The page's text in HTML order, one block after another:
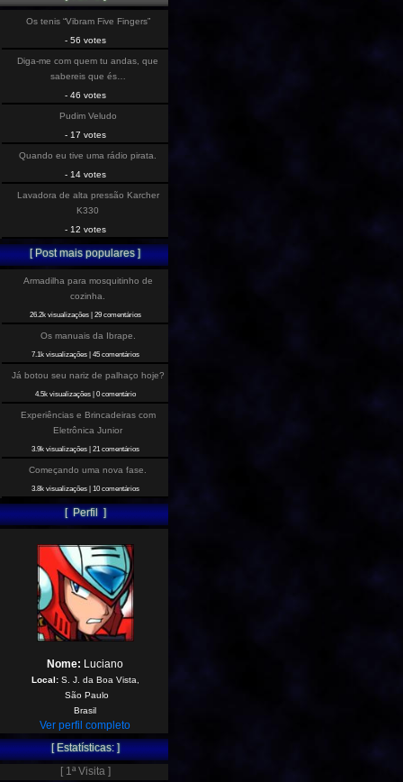
Os tenis “Vibram Five Fingers”
- 56 votes
Diga-me com quem tu andas, que
sabereis que és…
- 46 votes
Pudim Veludo
- 17 votes
Quando eu tive uma rádio pirata.
- 14 votes
Lavadora de alta pressão Karcher
K330
- 12 votes
[ Post mais populares ]
Armadilha para mosquitinho de
cozinha.
26.2k visualizações| 29 comentários
Os manuais da Ibrape.
7.1k visualizações| 45 comentários
Já botou seu nariz de palhaço hoje?
4.5k visualizações| 0 comentário
Experiências e Brincadeiras com
Eletrônica Junior
3.9k visualizações| 21 comentários
Começando uma nova fase.
3.8k visualizações| 10 comentários
[ Perfil ]
Nome: Luciano
Local:S. J. da Boa Vista,
São Paulo
Brasil
Ver perfil completo
[ Estatísticas: ]
[ 1ª Visita ]